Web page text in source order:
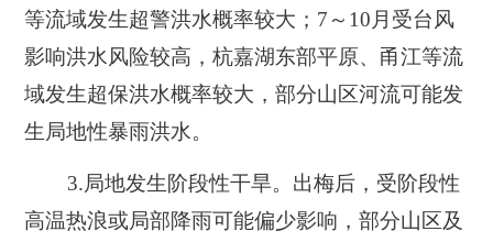
等流域发生超警洪水概率较大；7～10月受台风
影响洪水风险较高，杭嘉湖东部平原、甬江等流
域发生超保洪水概率较大，部分山区河流可能发
生局地性暴雨洪水。
3.局地发生阶段性干旱。 出梅后，受阶段性
高温热浪或局部降雨可能偏少影响，部分山区及